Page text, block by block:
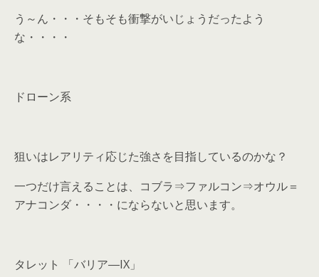
う～ん・・・そもそも衝撃がいじょうだったよう
な・・・・
ドローン系
狙いはレアリティ応じた強さを目指しているのかな？
一つだけ言えることは、コブラ⇒ファルコン⇒オウル＝
アナコンダ・・・・にならないと思います。
タレット 「バリア―IX」